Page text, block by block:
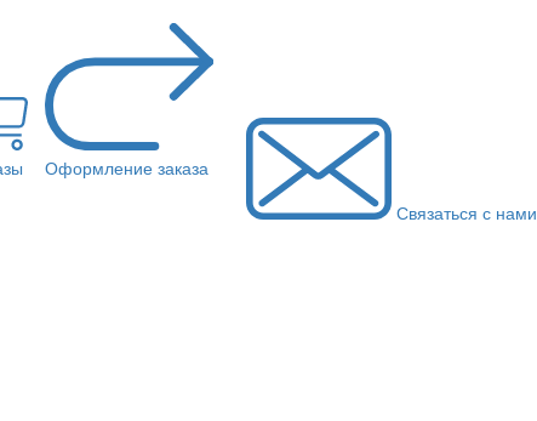
Оформление заказа
Связаться с нами